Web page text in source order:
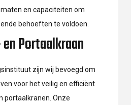
en capaciteiten om
behoeften te voldoen.
Portaalkraan
zijn wij bevoegd om
voor het veilig en efficiënt
portaalkranen. Onze